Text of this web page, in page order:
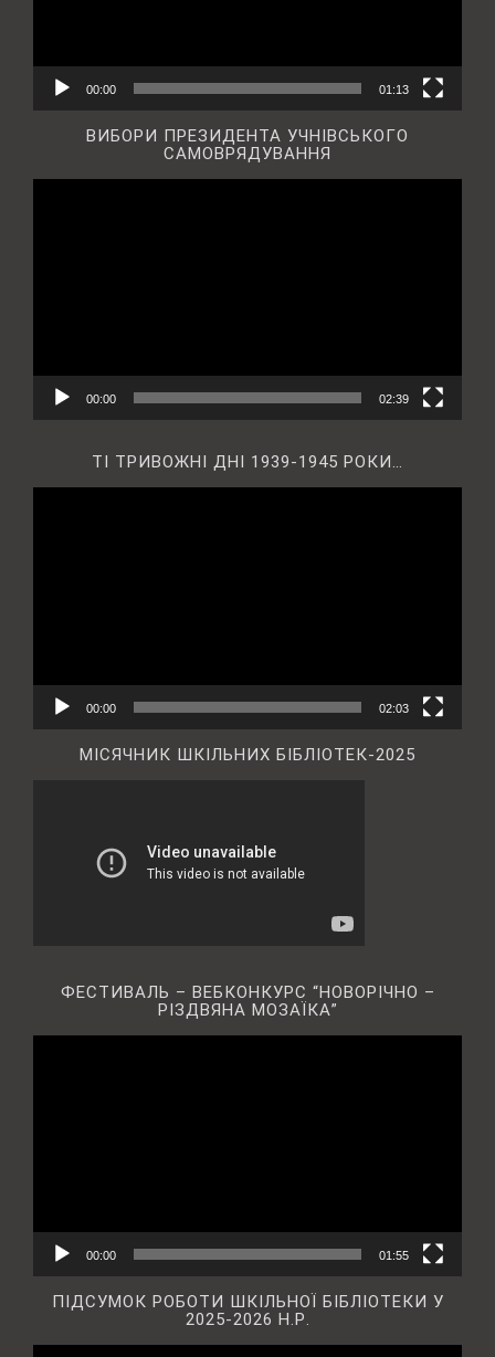
00:00 01:13
ВИБОРИ ПРЕЗИДЕНТА УЧНІВСЬКОГО
САМОВРЯДУВАННЯ
00:00 02:39
ТІ ТРИВОЖНІ ДНІ 1939-1945 РОКИ…
00:00 02:03
МІСЯЧНИК ШКІЛЬНИХ БІБЛІОТЕК-2025
ФЕСТИВАЛЬ – ВЕБКОНКУРС “НОВОРІЧНО –
РІЗДВЯНА МОЗАЇКА”
00:00 01:55
ПІДСУМОК РОБОТИ ШКІЛЬНОЇ БІБЛІОТЕКИ У
2025-2026 Н.Р.